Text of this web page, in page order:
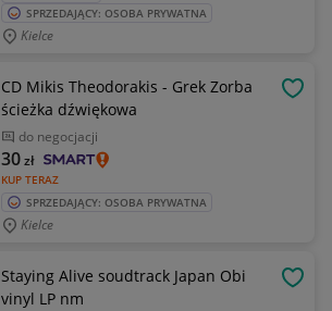
SPRZEDAJĄCY: OSOBA PRYWATNA
Kielce
CD Mikis Theodorakis - Grek Zorba
ścieżka dźwiękowa
do negocjacji
KUP TERAZ
30zł
SPRZEDAJĄCY: OSOBA PRYWATNA
Kielce
Staying Alive soudtrack Japan Obi
vinyl LP nm